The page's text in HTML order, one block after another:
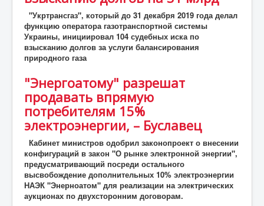
"Укртрансгаз", который до 31 декабря 2019 года делал
функцию оператора газотранспортной системы
Украины, инициировал 104 судебных иска по
взысканию долгов за услуги балансирования
природного газа
"Энергоатому" разрешат
продавать впрямую
потребителям 15%
электроэнергии, – Буславец
Кабинет министров одобрил законопроект о внесении
конфигураций в закон "О рынке электронной энергии",
предусматривающий посреди остального
высвобождение дополнительных 10% электроэнергии
НАЭК "Энерноатом" для реализации на электрических
аукционах по двухсторонним договорам.